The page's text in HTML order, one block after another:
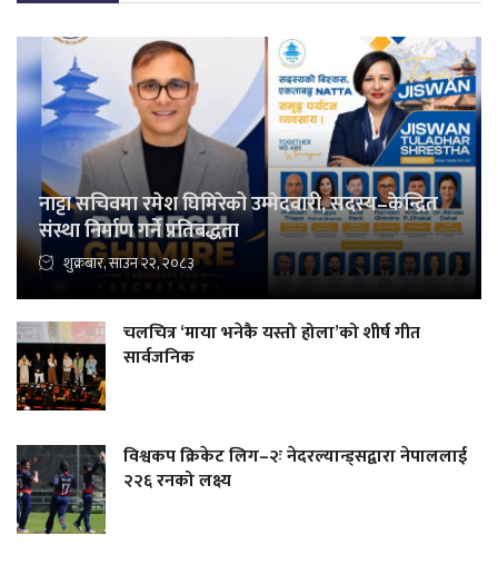
नाट्टा सचिवमा रमेश घिमिरेको उम्मेदवारी, सदस्य–केन्द्रित
संस्था निर्माण गर्ने प्रतिबद्धता
शुक्रबार, साउन २२, २०८३
चलचित्र ‘माया भनेकै यस्तो होला’को शीर्ष गीत
सार्वजनिक
विश्वकप क्रिकेट लिग–२ः नेदरल्यान्ड्सद्वारा नेपाललाई
२२६ रनको लक्ष्य